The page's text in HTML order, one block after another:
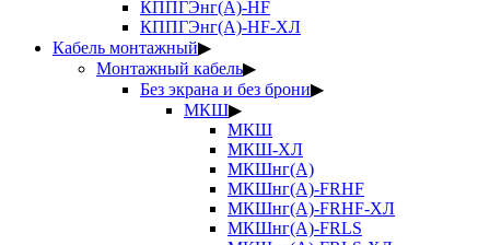
КППГЭнг(А)-HF
КППГЭнг(А)-HF-ХЛ
Кабель монтажный▶
Монтажный кабель▶
Без экрана и без брони▶
МКШ▶
МКШ
МКШ-ХЛ
МКШнг(А)
МКШнг(А)-FRHF
МКШнг(А)-FRHF-ХЛ
МКШнг(А)-FRLS